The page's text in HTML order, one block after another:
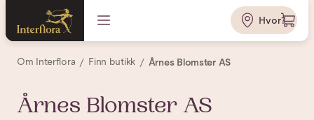
Hvor?
Om Interflora Finn butikk Årnes Blomster AS
Årnes Blomster AS